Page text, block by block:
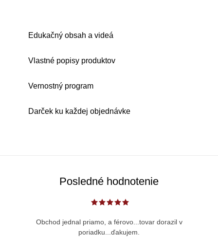
Edukačný obsah a videá
Vlastné popisy produktov
Vernostný program
Darček ku každej objednávke
Posledné hodnotenie
Obchod jednal priamo, a férovo...tovar dorazil v
poriadku...ďakujem.